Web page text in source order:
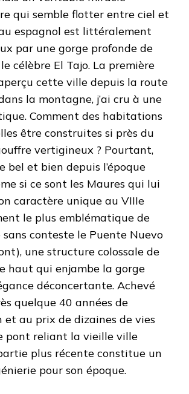
qui semble flotter entre ciel et
espagnol est littéralement
par une gorge profonde de
célèbre El Tajo. La première
cette ville depuis la route
la montagne, j’ai cru à une
Comment des habitations
être construites si près du
vertigineux ? Pourtant,
bel et bien depuis l’époque
si ce sont les Maures qui lui
caractère unique au VIIIe
le plus emblématique de
sans conteste le Puente Nuevo
une structure colossale de
haut qui enjambe la gorge
déconcertante. Achevé
quelque 40 années de
et au prix de dizaines de vies
pont reliant la vieille ville
plus récente constitue un
pour son époque.